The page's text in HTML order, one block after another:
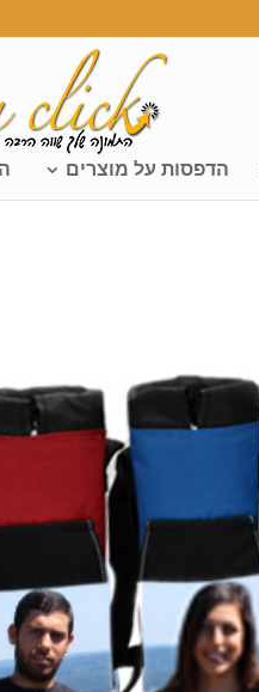
הדפסות על מוצרים